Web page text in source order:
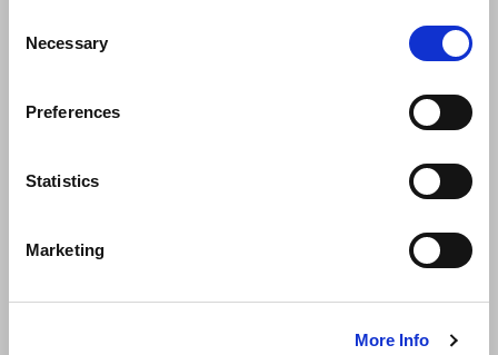
Selection
Necessary
Preferences
Statistics
Marketing
More Info
プライバシーポリシー